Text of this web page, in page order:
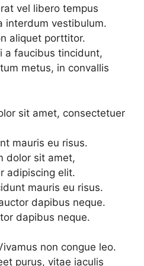
vel libero tempus
interdum vestibulum.
aliquet porttitor.
a faucibus tincidunt,
metus, in convallis
sit amet, consectetuer
mauris eu risus.
dolor sit amet,
adipiscing elit.
mauris eu risus.
dapibus neque.
dapibus neque.
non congue leo.
purus, vitae iaculis